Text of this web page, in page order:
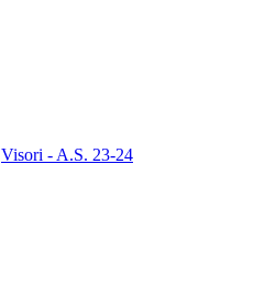
Visori - A.S. 23-24